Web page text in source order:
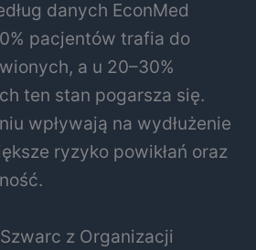
danych EconMed
pacjentów trafia do
a u 20–30%
ten stan pogarsza się.
wpływają na wydłużenie
ryzyko powikłań oraz
z Organizacji